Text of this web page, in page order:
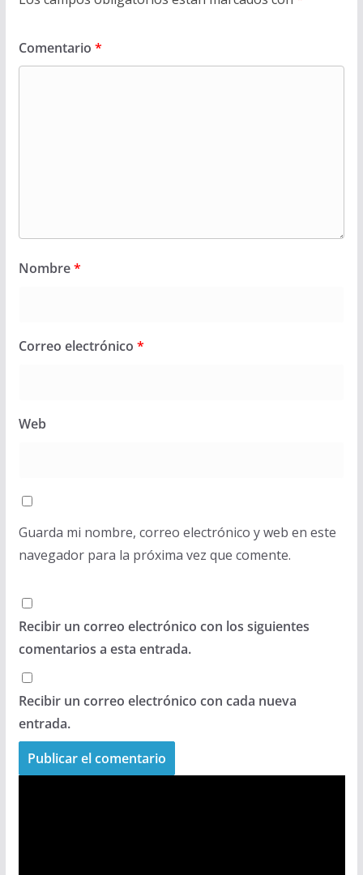
Comentario *
Nombre*
Correo electrónico *
Web
Guarda mi nombre, correo electrónico y web en este
navegador para la próxima vez que comente.
Recibir un correo electrónico con los siguientes
comentarios a esta entrada.
Recibir un correo electrónico con cada nueva
entrada.